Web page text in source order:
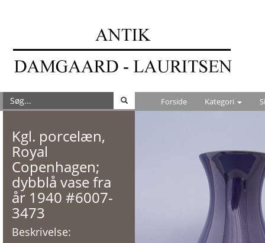
Forside Kategori
Kgl. porcelæn,
Royal
Copenhagen;
dybblå vase fra
år 1940 #6007-
3473
Beskrivelse: